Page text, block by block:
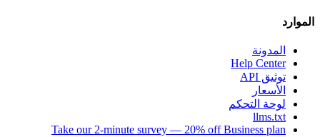
الموارد
المدونة
Help Center
توثيق API
الأسعار
لوحة التحكم
llms.txt
Take our 2-minute survey — 20% off Business plan